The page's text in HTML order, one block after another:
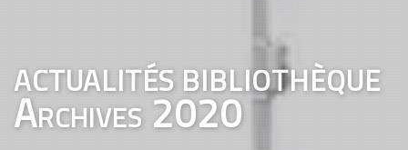
ACTUALITÉS BIBLIOTHÈQUE
Archives 2020